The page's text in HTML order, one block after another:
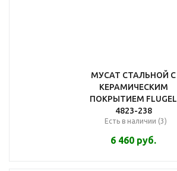
МУСАТ СТАЛЬНОЙ С
КЕРАМИЧЕСКИМ
ПОКРЫТИЕМ FLUGEL
4823-238
Есть в наличии (3)
6 460 руб.